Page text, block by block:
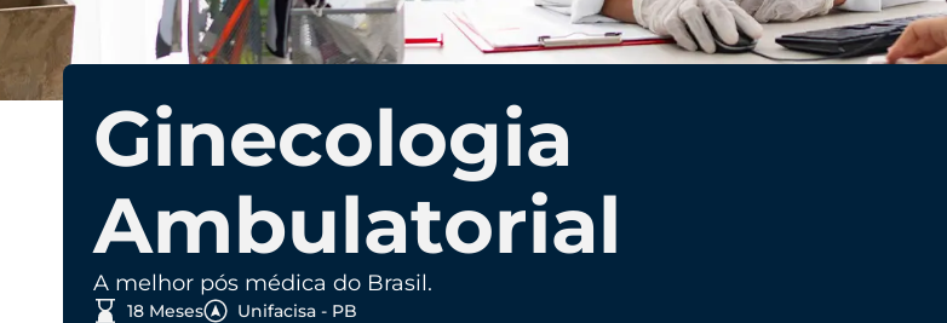
Ginecologia
Ambulatorial
A melhor pós médica do Brasil.
18 Meses Unifacisa - PB